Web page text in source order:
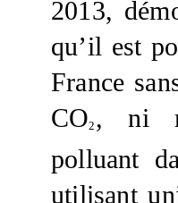
2013,
qu’il est
France
CO2 , ni
polluant
utilisant